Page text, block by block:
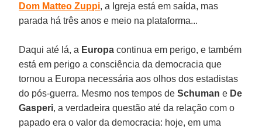
Dom Matteo Zuppi, a Igreja está em saída, mas
parada há três anos e meio na plataforma...
Daqui até lá, a Europa continua em perigo, e também
está em perigo a consciência da democracia que
tornou a Europa necessária aos olhos dos estadistas
do pós-guerra. Mesmo nos tempos deSchuman e De
Gasperi, a verdadeira questão até da relação com o
papado era o valor da democracia: hoje, em uma